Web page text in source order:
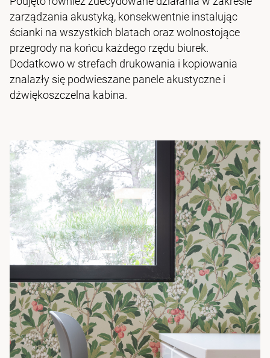
zarządzania akustyką, konsekwentnie instalując
ścianki na wszystkich blatach oraz wolnostojące
przegrody na końcu każdego rzędu biurek.
Dodatkowo w strefach drukowania i kopiowania
znalazły się podwieszane panele akustyczne i
dźwiękoszczelna kabina.